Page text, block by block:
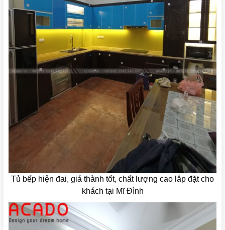
Tủ bếp hiện đai, giá thành tốt, chất lượng cao lắp đặt cho
khách tại Mĩ Đình